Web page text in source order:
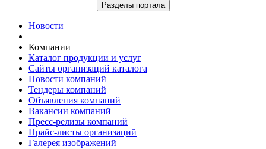
Разделы портала
Новости
Компании
Каталог продукции и услуг
Сайты организаций каталога
Новости компаний
Тендеры компаний
Объявления компаний
Вакансии компаний
Пресс-релизы компаний
Прайс-листы организаций
Галерея изображений